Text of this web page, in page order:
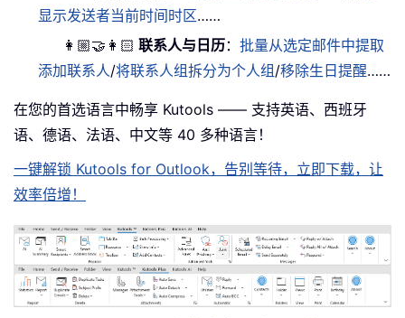
显示发送者当前时间时区……
👩🏼‍🤝‍👩🏻 联系人与日历：批量从选定邮件中提取
添加联系人/将联系人组拆分为个人组/移除生日提醒……
在您的首选语言中畅享 Kutools —— 支持英语、西班牙
语、德语、法语、中文等 40 多种语言！
一键解锁 Kutools for Outlook，告别等待，立即下载，让
效率倍增！